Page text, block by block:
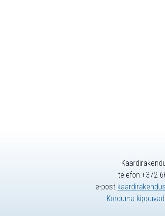
telefon +372
e-post
Korduma